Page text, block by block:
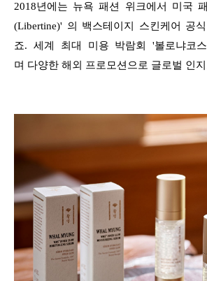
2018년에는 뉴욕 패션 위크에서 미국
(Libertine)' 의 백스테이지 스킨케어 공
죠. 세계 최대 미용 박람회 '볼로냐코
며 다양한 해외 프로모션으로 글로벌 인